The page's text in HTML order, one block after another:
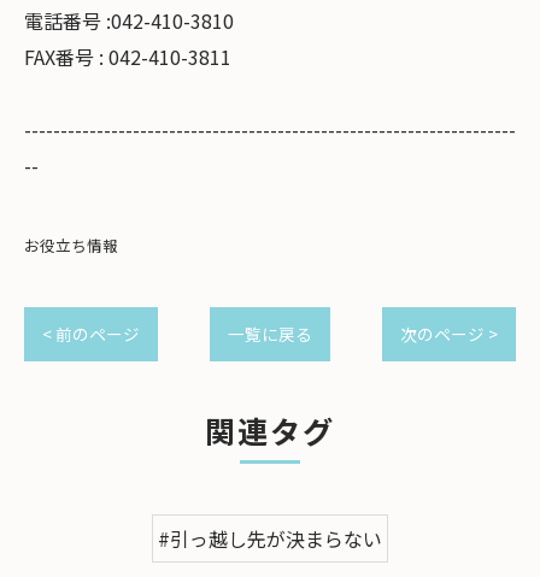
電話番号 :042-410-3810
FAX番号 : 042-410-3811
--------------------------------------------------------------------
--
お役立ち情報
< 前のページ 一覧に戻る 次のページ >
関連タグ
#引っ越し先が決まらない